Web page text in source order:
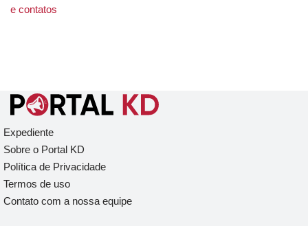
e contatos
Expediente
Sobre o Portal KD
Política de Privacidade
Termos de uso
Contato com a nossa equipe